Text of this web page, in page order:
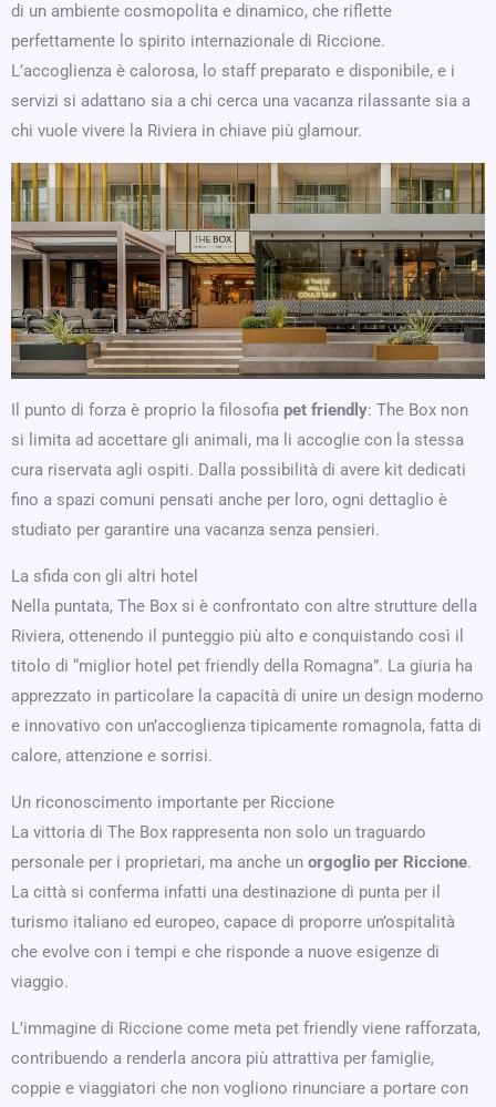
di un ambiente cosmopolita e dinamico, che riflette
perfettamente lo spirito internazionale di Riccione.
L’accoglienza è calorosa, lo staff preparato e disponibile, e i
servizi si adattano sia a chi cerca una vacanza rilassante sia a
chi vuole vivere la Riviera in chiave più glamour.
Il punto di forza è proprio la filosofia pet friendly: The Box non
si limita ad accettare gli animali, ma li accoglie con la stessa
cura riservata agli ospiti. Dalla possibilità di avere kit dedicati
fino a spazi comuni pensati anche per loro, ogni dettaglio è
studiato per garantire una vacanza senza pensieri.
La sfida con gli altri hotel
Nella puntata, The Box si è confrontato con altre strutture della
Riviera, ottenendo il punteggio più alto e conquistando così il
titolo di “miglior hotel pet friendly della Romagna”. La giuria ha
apprezzato in particolare la capacità di unire un design moderno
e innovativo con un’accoglienza tipicamente romagnola, fatta di
calore, attenzione e sorrisi.
Un riconoscimento importante per Riccione
La vittoria di The Box rappresenta non solo un traguardo
personale per i proprietari, ma anche un orgoglio per Riccione.
La città si conferma infatti una destinazione di punta per il
turismo italiano ed europeo, capace di proporre un’ospitalità
che evolve con i tempi e che risponde a nuove esigenze di
viaggio.
L’immagine di Riccione come meta pet friendly viene rafforzata,
contribuendo a renderla ancora più attrattiva per famiglie,
coppie e viaggiatori che non vogliono rinunciare a portare con